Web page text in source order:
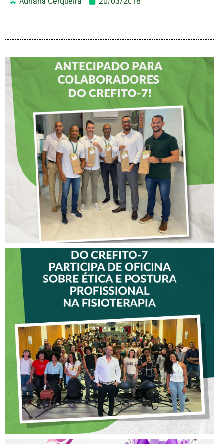
DIA DOS PAIS É
ANTECIPADO PARA
COLABORADORES DO
CREFITO-7
VICE-PRESIDENTE DO
CREFITO-7 PARTICIPA DE
OFICINA SOBRE ÉTICA E
POSTURA PROFISSIONAL
NA FISIOTERAPIA